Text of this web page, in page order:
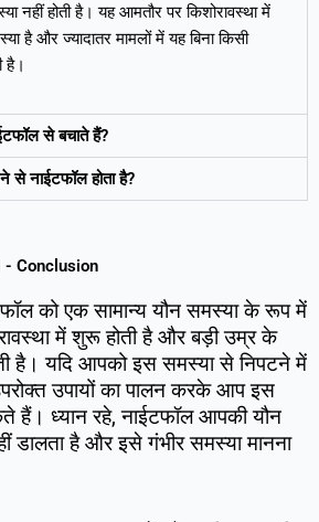
नहीं होती है। यह आमतौर पर किशोरावस्था में
है और ज्यादातर मामलों में यह बिना किसी
है।
से बचाते हैं?
से नाईटफॉल होता है?
- Conclusion
को एक सामान्य यौन समस्या के रूप में
में शुरू होती है और बड़ी उम्र के
है। यदि आपको इस समस्या से निपटने में
उपायों का पालन करके आप इस
हैं। ध्यान रहे, नाईटफॉल आपकी यौन
डालता है और इसे गंभीर समस्या मानना